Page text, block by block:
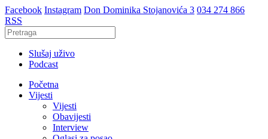
Facebook Instagram Don Dominika Stojanovića 3 034 274 866
RSS
Slušaj uživo
Podcast
Početna
Vijesti
Vijesti
Obavijesti
Interview